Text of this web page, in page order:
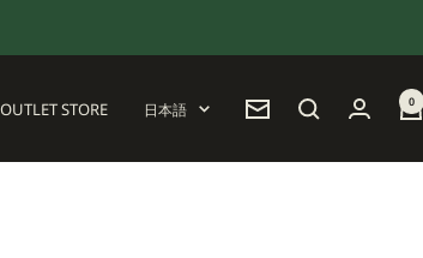
OUTLET STORE
言
日本語
ニ
ー
0